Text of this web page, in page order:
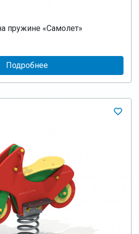
пружине «Самолет»
Подробнее